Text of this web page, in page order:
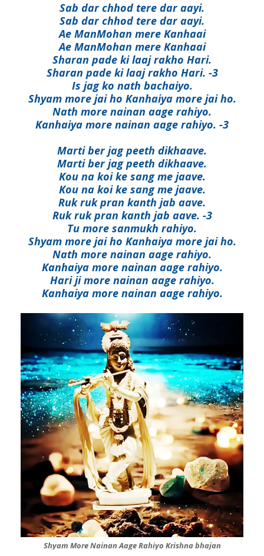
Sab dar chhod tere dar aayi.
Sab dar chhod tere dar aayi.
Ae ManMohan mere Kanhaai
Ae ManMohan mere Kanhaai
Sharan pade ki laaj rakho Hari.
Sharan pade ki laaj rakho Hari. -3
Is jag ko nath bachaiyo.
Shyam more jai ho Kanhaiya more jai ho.
Nath more nainan aage rahiyo.
Kanhaiya more nainan aage rahiyo. -3
Marti ber jag peeth dikhaave.
Marti ber jag peeth dikhaave.
Kou na koi ke sang me jaave.
Kou na koi ke sang me jaave.
Ruk ruk pran kanth jab aave.
Ruk ruk pran kanth jab aave. -3
Tu more sanmukh rahiyo.
Shyam more jai ho Kanhaiya more jai ho.
Nath more nainan aage rahiyo.
Kanhaiya more nainan aage rahiyo.
Hari ji more nainan aage rahiyo.
Kanhaiya more nainan aage rahiyo.
Shyam More Nainan Aage Rahiyo Krishna bhajan